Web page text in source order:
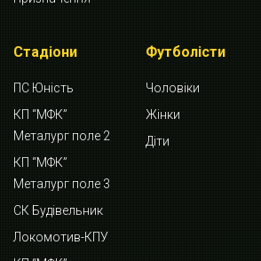
Стадіони
ПС Юність
КП “МФК”
Металург поле 2
КП “МФК”
Металург поле 3
СК Будівельник
Локомотив-КПУ
Футболісти
Чоловіки
Жінки
Діти